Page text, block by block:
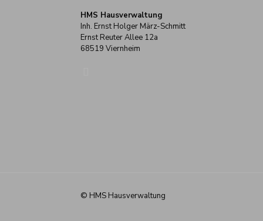
HMS Hausverwaltung
Inh. Ernst Holger März-Schmitt
Ernst Reuter Allee 12a
68519 Viernheim
© HMS Hausverwaltung